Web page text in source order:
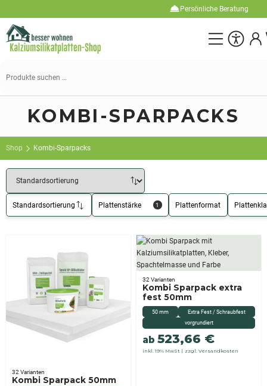
Persönliche Beratung
Suchen
KOMBI-SPARPACKS
Shop Kombi-Sparpacks
Standardsortierung Plattenstärke 1 Plattenformat
Kombi Sparpack 50mm
32 Varianten
50 mm
Extra Fest / Schraubfest
vorgrundiert
Kombi Sparpack extra
fest 50mm
ab523,66 €
inkl. 19% MwSt zzgl. Versandkosten
32 Varianten